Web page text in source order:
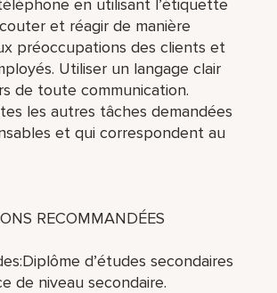
en utilisant l’étiquette
et réagir de manière
préoccupations des clients et
Utiliser un langage clair
de toute communication.
les autres tâches demandées
et qui correspondent au
RECOMMANDÉES
d’études secondaires
de niveau secondaire.